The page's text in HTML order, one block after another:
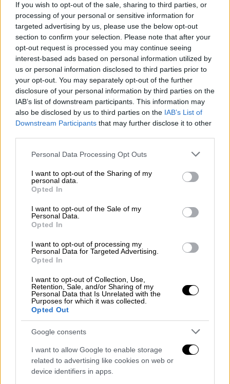
If you wish to opt-out of the sale, sharing to third parties, or
processing of your personal or sensitive information for
targeted advertising by us, please use the below opt-out
section to confirm your selection. Please note that after your
opt-out request is processed you may continue seeing
interest-based ads based on personal information utilized by
us or personal information disclosed to third parties prior to
your opt-out. You may separately opt-out of the further
disclosure of your personal information by third parties on the
IAB’s list of downstream participants. This information may
also be disclosed by us to third parties on the IAB’s List of
Downstream Participants that may further disclose it to other
Please note that this website/app uses one or more Google
not limited to your visit or usage behaviour. You may click to
grant or deny consent to Google and its third-party tags to
use your data for below specified purposes in below Google
consent section.
Personal Data Processing Opt Outs
I want to opt-out of the Sharing of my
personal data.
Opted In
I want to opt-out of the Sale of my
Personal Data.
Opted In
I want to opt-out of processing my
Personal Data for Targeted Advertising.
Opted In
I want to opt-out of Collection, Use,
Retention, Sale, and/or Sharing of my
Personal Data that Is Unrelated with the
Purposes for which it was collected.
Opted Out
Google consents
I want to allow Google to enable storage
related to advertising like cookies on web or
device identifiers in apps.
Θύμα σεξουαλικής παρενόχλησης έπεσε μια
κοπέλα από οδηγόταξί στουΖωγράφου, το
μεσημέρι της Πέμπτης. Σύμφωνα με την
καταγγελία της νεαρής, κάλεσε το μεσημέρι
ένα ταξί μέσω εφαρμογής για να την
παραλάβει από τον Άγιο Δημήτριο προς
Ζωγράφου.
Αφού έφτασαν, σύμφωνα με τονΑΝΤ1 , η
γυναίκα κατάλαβε πως είχεξεχάσειτο
πορτοφόλικαι είπε στον οδηγό να την
περιμένει να πάει στοδιαμέρισμα
για να του
Εκείνος, της πρότεινε ωστόσο να «
τα
χρειάζεται να πληρώσει. « Θα μπορούσαμε να
περάσουμε καλά, κάνοντας άλλα πράγματα
είπε στη νεαρή και στη συνέχεια έβαλε το
χέρι του στο πόδι της και άρχισε να την
χαϊδεύει.
Όπως είναι λογικό η κοπέλα τρόμαξε, άνοιξε
την πόρτα καιάρχισα να τρέχειενώ πάνω
στον πανικό της ξέχασε και την τσάντα της.
Η ίδια κάλεσε στη συνέχεια την αστυνομία
κατήγγειλε το περιστατικό.
ΌΛΕΣ ΟΙ ΕΙΔΗΣΕΙΣ